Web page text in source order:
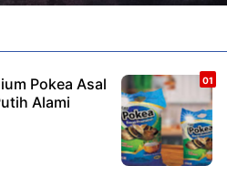
Pokea Asal
Alami